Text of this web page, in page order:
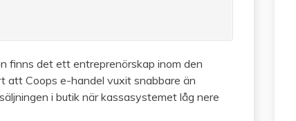
finns det ett entreprenörskap inom den
att Coops e-handel vuxit snabbare än
i butik när kassasystemet låg nere